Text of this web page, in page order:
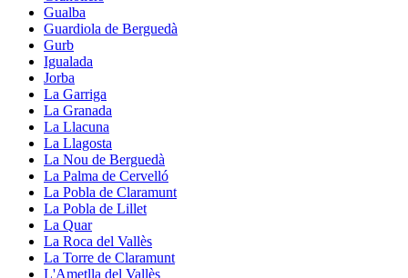
Gualba
Guardiola de Berguedà
Gurb
Igualada
Jorba
La Garriga
La Granada
La Llacuna
La Llagosta
La Nou de Berguedà
La Palma de Cervelló
La Pobla de Claramunt
La Pobla de Lillet
La Quar
La Roca del Vallès
La Torre de Claramunt
L'Ametlla del Vallès